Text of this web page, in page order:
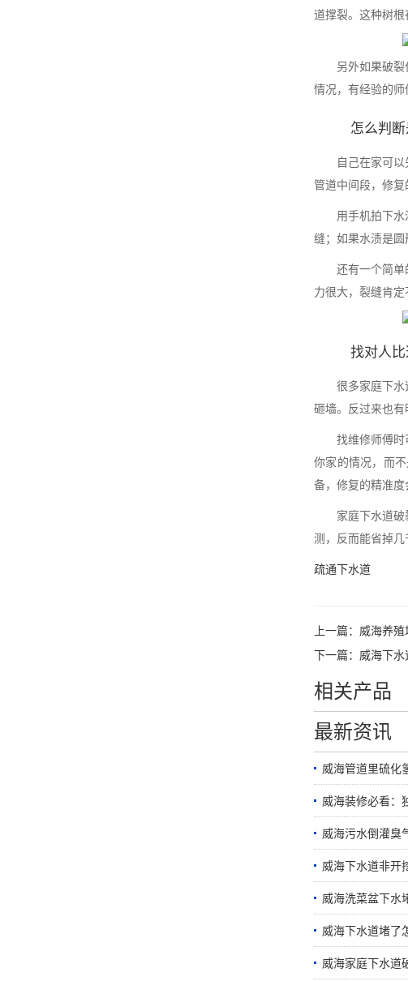
道撑裂。这种树
另外如果破
情况，有经验的师
怎么判
自己在家可
管道中间段，修
用手机拍下
缝；如果水渍是圆
还有一个简
力很大，裂缝肯定
找对人
很多家庭下
砸墙。反过来也有
找维修师傅
你家的情况，而
备，修复的精准度
家庭下水道
测，反而能省掉几
疏通下水道
上一篇： 威海养
下一篇： 威海下
相关产品
最新资讯
威海管道里硫化
威海装修必看：
威海污水倒灌臭
威海下水道非开
威海洗菜盆下水
威海下水道堵了
威海家庭下水道